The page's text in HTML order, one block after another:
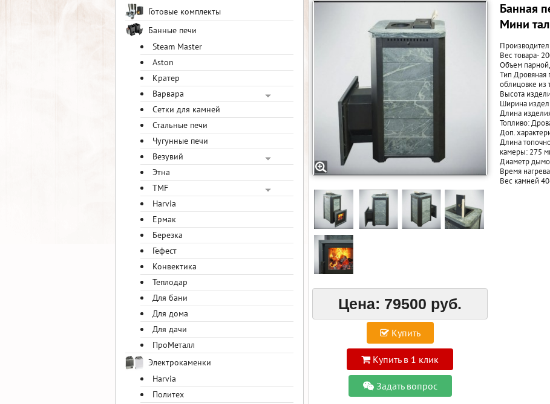
Готовые комплекты
Банные печи
Steam Master
Aston
Кратер
Варвара
Сетки для камней
Стальные печи
Чугунные печи
Везувий
Этна
TMF
Harvia
Ермак
Березка
Гефест
Конвектика
Теплодар
Для бани
Для дома
Для дачи
ПроМеталл
Электрокаменки
Harvia
Политех
Цена: 79500 руб.
Купить
Купить в 1 клик
Задать вопрос
Банная
Мини
Вес товара-
Объем
Тип Дровяная
облицовке из
Высота
Ширина
Длина
Топливо:
Доп.
Длина
камеры: 275
Диаметр
Время
Вес камней